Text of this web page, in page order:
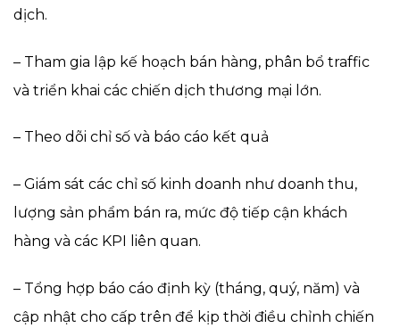
dịch.
– Tham gia lập kế hoạch bán hàng, phân bổ traffic
và triển khai các chiến dịch thương mại lớn.
– Theo dõi chỉ số và báo cáo kết quả
– Giám sát các chỉ số kinh doanh như doanh thu,
lượng sản phẩm bán ra, mức độ tiếp cận khách
hàng và các KPI liên quan.
– Tổng hợp báo cáo định kỳ (tháng, quý, năm) và
cập nhật cho cấp trên để kịp thời điều chỉnh chiến